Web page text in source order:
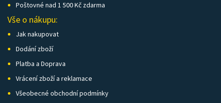
Poštovné nad 1 500 Kč zdarma
Vše o nákupu:
Jak nakupovat
Dodání zboží
Platba a Doprava
Vrácení zboží a reklamace
Všeobecné obchodní podmínky